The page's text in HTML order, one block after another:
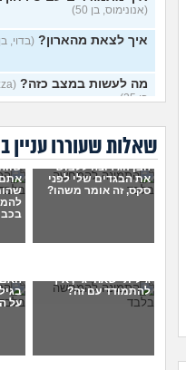
(אנונימוס, בן 50)
איך לצאת מהארון? (בדוי, בן 17)
מה לעשות במצב כזה?
בן 25)
שינוי מין בקבע (טרנסית
24)
שינוי מין בשירות קבע? (א,
24)
שלם עם עצמי אבל דבר
נשיקה עם חבר קרוב אבל
(תמר, בת 44)
שאלות שעוררו עניין
הבן זוג רוצה ללבוש
את הבגדים שלי לפני
סקס, זה אומר משהו?
גיליתי שאחי גיי, איך
להתמודד עם זה?
על